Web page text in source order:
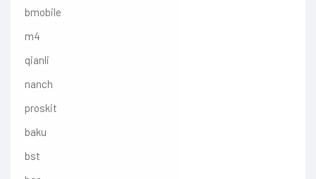
bmobile
m4
qianli
nanch
proskit
baku
bst